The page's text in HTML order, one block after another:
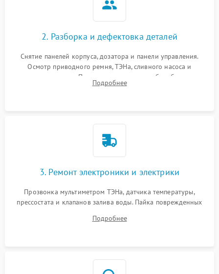
2. Разборка и дефектовка деталей
Снятие панелей корпуса, дозатора и панели управления.
Осмотр приводного ремня, ТЭНа, сливного насоса и
амортизаторов. Проверка подшипников барабана и
крестовины на износ, а манжеты люка на разрывы.
Подробнее
3. Ремонт электроники и электрики
Прозвонка мультиметром ТЭНа, датчика температуры,
прессостата и клапанов залива воды. Пайка поврежденных
Восстановление целостности проводки и контактов.
Подробнее